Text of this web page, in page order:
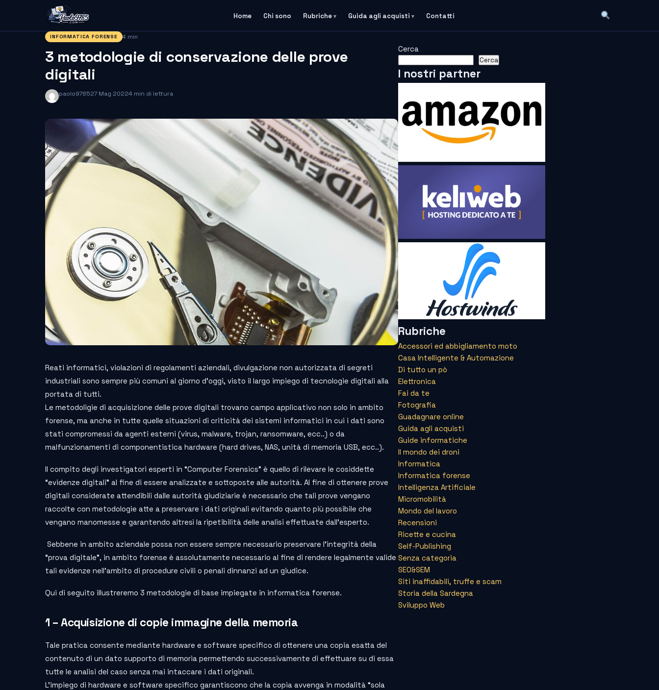
Home Chi sono Rubriche Guida agli acquisti Contatti
INFORMATICA FORENSE 4 min
3 metodologie di conservazione delle prove
digitali
paolo978527 Mag 20224 min di lettura
Reati informatici, violazioni di regolamenti aziendali, divulgazione non autorizzata di segreti
industriali sono sempre più comuni al giorno d’oggi, visto il largo impiego di tecnologie digitali alla
portata di tutti.
Le metodoligie di acquisizione delle prove digitali trovano campo applicativo non solo in ambito
forense, ma anche in tutte quelle situazioni di criticità dei sistemi informatici in cui i dati sono
stati compromessi da agenti esterni (virus, malware, trojan, ransomware, ecc..) o da
malfunzionamenti di componentistica hardware (hard drives, NAS, unità di memoria USB, ecc..).
Il compito degli investigatori esperti in “Computer Forensics” è quello di rilevare le cosiddette
“evidenze digitali” al fine di essere analizzate e sottoposte alle autorità. Al fine di ottenere prove
digitali considerate attendibili dalle autorità giudiziarie è necessario che tali prove vengano
raccolte con metodologie atte a preservare i dati originali evitando quanto più possibile che
vengano manomesse e garantendo altresì la ripetibilità delle analisi effettuate dall’esperto.
Sebbene in ambito aziendale possa non essere sempre necessario preservare l’integrità della
“prova digitale”, in ambito forense è assolutamente necessario al fine di rendere legalmente valide
tali evidenze nell’ambito di procedure civili o penali dinnanzi ad un giudice.
Qui di seguito illustreremo 3 metodologie di base impiegate in informatica forense.
1 – Acquisizione di copie immagine della memoria
Tale pratica consente mediante hardware e software specifico di ottenere una copia esatta del
contenuto di un dato supporto di memoria permettendo successivamente di effettuare su di essa
tutte le analisi del caso senza mai intaccare i dati originali.
L’impiego di hardware e software specifico garantiscono che la copia avvenga in modalità “sola
Cerca
Cerca
I nostri partner
Rubriche
Accessori ed abbigliamento moto
Casa Intelligente & Automazione
Di tutto un pò
Elettronica
Fai da te
Fotografia
Guadagnare online
Guida agli acquisti
Guide informatiche
Il mondo dei droni
Informatica
Informatica forense
Intelligenza Artificiale
Micromobilità
Mondo del lavoro
Recensioni
Ricette e cucina
Self-Publishing
Senza categoria
SEO&SEM
Siti inaffidabili, truffe e scam
Storia della Sardegna
Sviluppo Web